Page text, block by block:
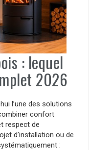
: lequel
2026
l’une des solutions
confort
respect de
d’installation ou de
: